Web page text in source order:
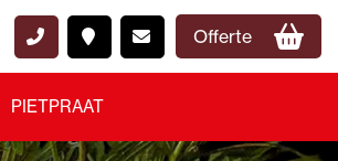
Offerte
PIETPRAAT